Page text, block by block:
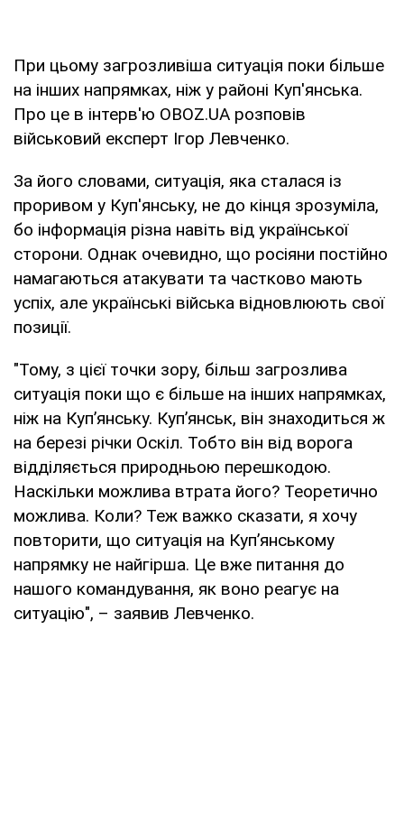
При цьому загрозливіша ситуація поки більше
на інших напрямках, ніж у районі Куп'янська.
Про це в інтерв'ю OBOZ.UA розповів
військовий експерт Ігор Левченко.
За його словами, ситуація, яка сталася із
проривом у Куп'янську, не до кінця зрозуміла,
бо інформація різна навіть від української
сторони. Однак очевидно, що росіяни постійно
намагаються атакувати та частково мають
успіх, але українські війська відновлюють свої
позиції.
"Тому, з цієї точки зору, більш загрозлива
ситуація поки що є більше на інших напрямках,
ніж на Купʼянську. Купʼянськ, він знаходиться ж
на березі річки Оскіл. Тобто він від ворога
відділяється природньою перешкодою.
Наскільки можлива втрата його? Теоретично
можлива. Коли? Теж важко сказати, я хочу
повторити, що ситуація на Куп’янському
напрямку не найгірша. Це вже питання до
нашого командування, як воно реагує на
ситуацію", – заявив Левченко.